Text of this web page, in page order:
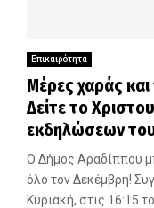
Επικαιρότητα
Μέρες χαράς
Δείτε το
εκδηλώσεων
Ο Δήμος Αραδίππου
όλο τον Δεκέμβρη!
Κυριακή, στις 16:15